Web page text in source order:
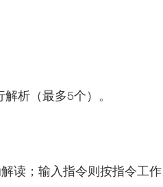
析（最多5个）。
读；输入指令则按指令工作